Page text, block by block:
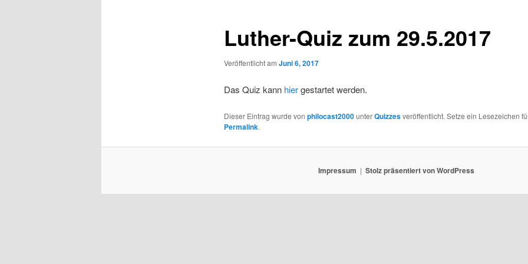
Luther-Quiz zum 29.5.2017
Veröffentlicht am Juni 6, 2017
Das Quiz kann hiergestartet werden.
Dieser Eintrag wurde von philocast2000unterQuizzesveröffentlicht. Setze ein Lesezeichen
Permalink.
Impressum Stolz präsentiert von WordPress